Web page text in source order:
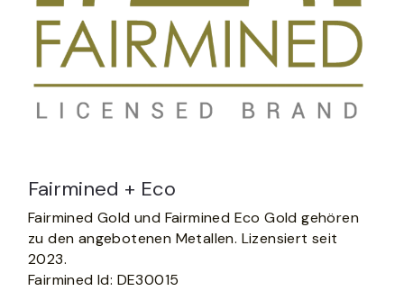
Fairmined + Eco
Fairmined Gold und Fairmined Eco Gold gehören
zu den angebotenen Metallen. Lizensiert seit
2023.
Fairmined Id: DE30015